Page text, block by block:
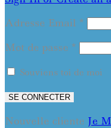
Adresse Email *
Mot de passe *
Souviens toi de moi
SE CONNECTER
Nouvelle cliente Je